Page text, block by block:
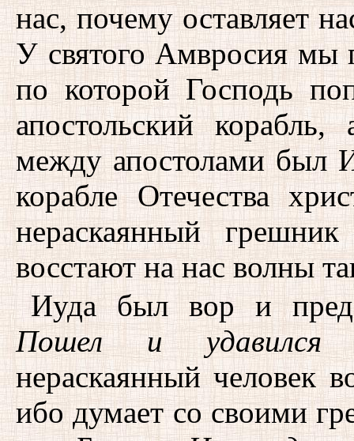
нас, почему оставляет
У святого Амвросия мы
по которой Господь
апостольский
между апостолами был
корабле Отечества
нераскаянный
восстают на нас волны
Иуда был вор и
Пошел и удавился
нераскаянный человек
ибо думает со своими